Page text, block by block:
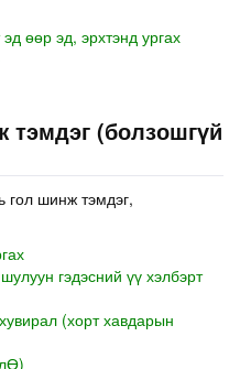
өөр эд, эрхтэнд ургах
тэмдэг (болзошгүй
гол шинж тэмдэг,
гэдэсний үү хэлбэрт
(хорт хавдарын